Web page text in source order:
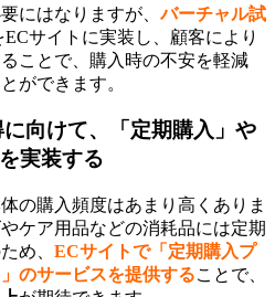
にはなりますが、バーチャル試
ECサイトに実装し、顧客により
ことで、購入時の不安を軽減
ができます。
に向けて、「定期購入」や
実装する
の購入頻度はあまり高くありま
ケア用品などの消耗品には定期
め、 ECサイトで「定期購入プ
のサービスを提供することで、